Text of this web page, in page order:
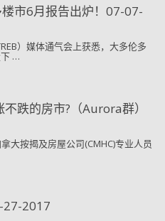
市6月报告出炉！07-07-
）媒体通气会上获悉，大多伦多
…
跌的房市?（Aurora群）
大按揭及房屋公司(CMHC)专业人员
27-2017